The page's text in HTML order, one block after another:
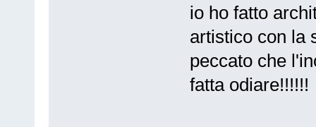
io ho fatto
artistico con la
peccato che
fatta odiare!!!!!!